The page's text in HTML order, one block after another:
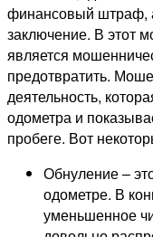
финансовый штраф,
заключение. В этот
является
предотвратить.
деятельность,
одометра и
пробеге. Вот
Обнуление –
одометре. В
уменьшенное